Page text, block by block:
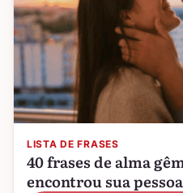
LISTA DE FRASES
40 frases de alma
encontrou sua